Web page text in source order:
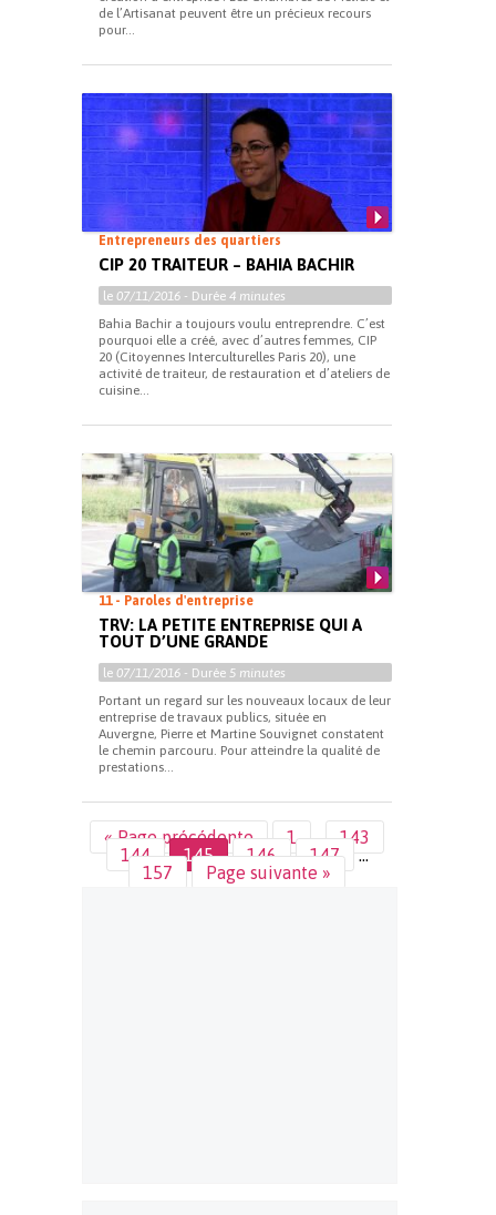
de l’Artisanat peuvent être un précieux recours
pour...
Entrepreneurs des quartiers
CIP 20 TRAITEUR – BAHIA BACHIR
le 07/11/2016 - Durée 4 minutes
Bahia Bachir a toujours voulu entreprendre. C’est
pourquoi elle a créé, avec d’autres femmes, CIP
20 (Citoyennes Interculturelles Paris 20), une
activité de traiteur, de restauration et d’ateliers de
cuisine...
11 - Paroles d'entreprise
TRV: LA PETITE ENTREPRISE QUI A
TOUT D’UNE GRANDE
le 07/11/2016 - Durée 5 minutes
Portant un regard sur les nouveaux locaux de leur
entreprise de travaux publics, située en
Auvergne, Pierre et Martine Souvignet constatent
le chemin parcouru. Pour atteindre la qualité de
prestations...
« Page précédente 1 …
143
144
145 146 147
…
157
Page suivante »